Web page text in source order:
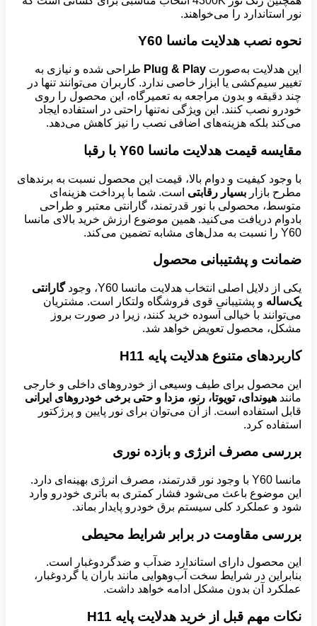
نور استاندارد را می‌خواهند.
نحوه نصب هدلایت مانسا
این هدلایت به‌صورت Plug & Play طراحی شده و نیازی به
تغییر سیم‌کشی یا ابزار خاصی ندارد. کاربران می‌توانند تنها در
چند دقیقه و بدون مراجعه به تعمیرگاه، این محصول را روی
خودرو نصب کنند. این ویژگی نه‌تنها راحتی در استفاده ایجاد
می‌کند بلکه هزینه‌های اضافی نصب را نیز کاهش می‌دهد.
مقایسه قیمت هدلایت مانسا با رقبا
با وجود کیفیت و دوام بالا، قیمت این محصول نسبت به برندهای
مطرح بازار بسیار رقابتی است. شما با پرداخت هزینه‌ای
متوسط، محصولی با نور قدرتمند، گارانتی معتبر و طراحی
بادوام دریافت می‌کنید. همین موضوع ارزش خرید بالای مانسا
Y60 را نسبت به مدل‌های مشابه تضمین می‌کند.
ضمانت و پشتیبانی محصول
یکی از دلایل اصلی انتخاب هدلایت مانسا Y60، وجود
گارانتی
یک‌ساله و پشتیبانی قوی فروشگاه ولتکار است. مشتریان
می‌توانند با خیالی آسوده خرید کنند، زیرا در صورت بروز
مشکل، محصول تعویض خواهد شد.
کاربردهای متنوع هدلایت پایه
این محصول برای طیف وسیعی از خودروهای داخلی و خارجی
مانند هیوندای، تویوتا، رنو، مزدا و حتی برخی خودروهای ایرانی
قابل استفاده است. از آن می‌توان برای نور پایین و پرژکتور
استفاده کرد.
بررسی مصرف انرژی و بازده نوری
مانسا Y60 با وجود نور قدرتمند، مصرف انرژی بهینه‌ای دارد.
این موضوع باعث می‌شود فشار کمتری به باتری خودرو وارد
شود و عملکرد کلی سیستم برق خودرو پایدار بماند.
بررسی مقاومت در برابر شرایط محیطی
این محصول دارای استاندارد ضدآب و ضدگردوغبار است.
بنابراین در شرایط سخت آب‌وهوایی مانند باران یا گردوغبار،
عملکرد آن بدون مشکل ادامه خواهد داشت.
نکات مهم قبل از خرید هدلایت پایه